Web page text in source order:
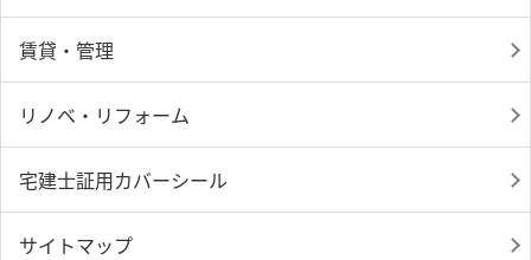
賃貸・管理
リノベ・リフォーム
宅建士証用カバーシール
サイトマップ